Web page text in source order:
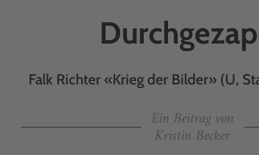
Falk Richter «Krieg der Bilder» (U,
Ein Beitrag von
Kristin Becker